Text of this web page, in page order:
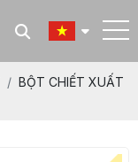
BỘT CHIẾT XUẤT